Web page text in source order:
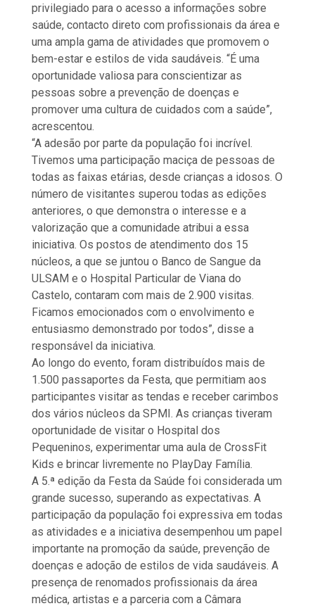
privilegiado para o acesso a informações sobre
saúde, contacto direto com profissionais da área e
uma ampla gama de atividades que promovem o
bem-estar e estilos de vida saudáveis. “É uma
oportunidade valiosa para conscientizar as
pessoas sobre a prevenção de doenças e
promover uma cultura de cuidados com a saúde”,
acrescentou.
“A adesão por parte da população foi incrível.
Tivemos uma participação maciça de pessoas de
todas as faixas etárias, desde crianças a idosos. O
número de visitantes superou todas as edições
anteriores, o que demonstra o interesse e a
valorização que a comunidade atribui a essa
iniciativa. Os postos de atendimento dos 15
núcleos, a que se juntou o Banco de Sangue da
ULSAM e o Hospital Particular de Viana do
Castelo, contaram com mais de 2.900 visitas.
Ficamos emocionados com o envolvimento e
entusiasmo demonstrado por todos”, disse a
responsável da iniciativa.
Ao longo do evento, foram distribuídos mais de
1.500 passaportes da Festa, que permitiam aos
participantes visitar as tendas e receber carimbos
dos vários núcleos da SPMI. As crianças tiveram
oportunidade de visitar o Hospital dos
Pequeninos, experimentar uma aula de CrossFit
Kids e brincar livremente no PlayDay Família.
A 5.ª edição da Festa da Saúde foi considerada um
grande sucesso, superando as expectativas. A
participação da população foi expressiva em todas
as atividades e a iniciativa desempenhou um papel
importante na promoção da saúde, prevenção de
doenças e adoção de estilos de vida saudáveis. A
presença de renomados profissionais da área
médica, artistas e a parceria com a Câmara